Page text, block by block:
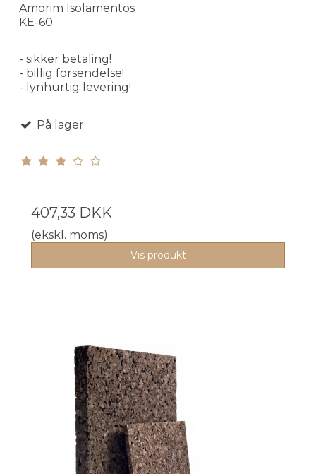
Amorim Isolamentos
KE-60
- sikker betaling!
- billig forsendelse!
- lynhurtig levering!
På lager
407,33 DKK
(ekskl. moms)
Vis produkt